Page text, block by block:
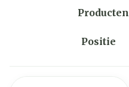
Producten
Sorteer op: